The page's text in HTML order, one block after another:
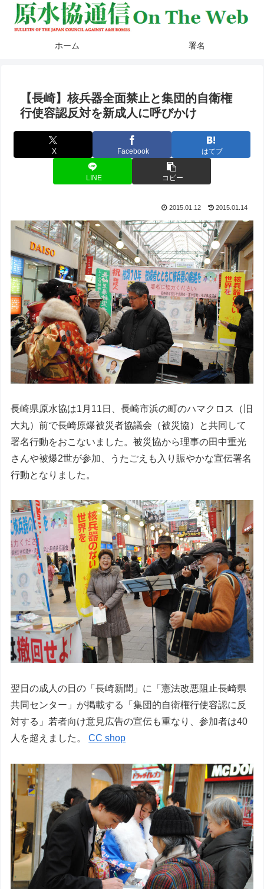
ホーム 署名
【長崎】核兵器全面禁止と集団的自衛権
行使容認反対を新成人に呼びかけ
X Facebook はてブ
LINE コピー
2015.01.12 2015.01.14
長崎県原水協は1月11日、長崎市浜の町のハマクロス（旧
大丸）前で長崎原爆被災者協議会（被災協）と共同して
署名行動をおこないました。被災協から理事の田中重光
さんや被爆2世が参加、うたごえも入り賑やかな宣伝署名
行動となりました。
翌日の成人の日の「長崎新聞」に「憲法改悪阻止長崎県
共同センター」が掲載する「集団的自衛権行使容認に反
対する」若者向け意見広告の宣伝も重なり、参加者は40
人を超えました。CC shop